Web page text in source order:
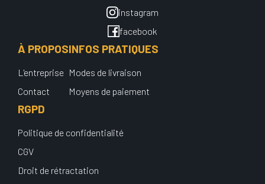
instagram
facebook
À PROPOS
L'entreprise
Contact
INFOS PRATIQUES
Modes de livraison
Moyens de paiement
RGPD
Politique de confidentialité
CGV
Droit de rétractation